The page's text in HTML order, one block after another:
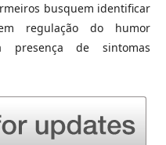
busquem identificar
regulação do humor
presença de sintomas